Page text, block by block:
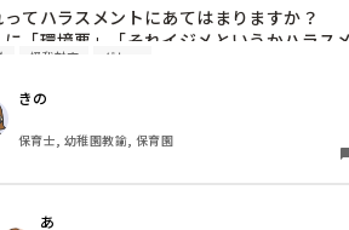
ってハラスメントにあてはまりますか？
「環境悪」「それイジメというかハラス
で保育園フルタイムです。
先生から常に「何分までに(5~10分)」「あ
ら(4分とか)これやって」と仕事を言われま
他の先生に見本で「こんな感じ！」と言われ
怪我対応 グレー
きの
保育士, 幼稚園教諭, 保育園
あ